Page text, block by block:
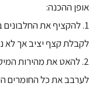
אופן ההכנה:
1. להקציף את
לקבלת קצף יציב אך לא
2. להאט את מהירות
לערבב את כל החומרים